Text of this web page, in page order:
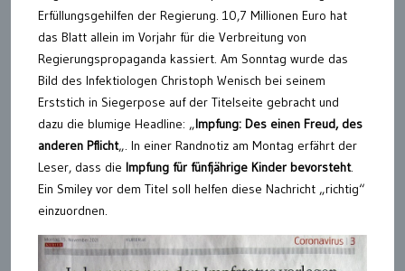
Erfüllungsgehilfen der Regierung. 10,7 Millionen Euro hat
das Blatt allein im Vorjahr für die Verbreitung von
Regierungspropaganda kassiert. Am Sonntag wurde das
Bild des Infektiologen Christoph Wenisch bei seinem
Erststich in Siegerpose auf der Titelseite gebracht und
dazu die blumige Headline: „Impfung: Des einen Freud, des
anderen Pflicht„. In einer Randnotiz am Montag erfährt der
Leser, dass die Impfung für fünfjährige Kinder bevorsteht.
Ein Smiley vor dem Titel soll helfen diese Nachricht „richtig“
einzuordnen.